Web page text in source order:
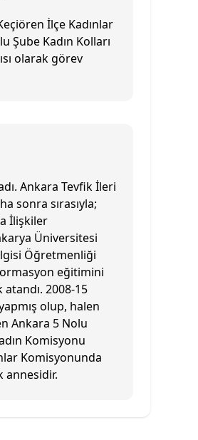
İlçe Kadınlar
Kadın Kolları
olarak görev
Ankara Tevfik İleri
sonra sırasıyla;
İlişkiler
Üniversitesi
Öğretmenliği
eğitimini
2008-15
olup, halen
Ankara 5 Nolu
Komisyonu
Komisyonunda
annesidir.